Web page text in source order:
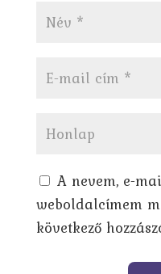
A nevem, e-
weboldalcímem
következő